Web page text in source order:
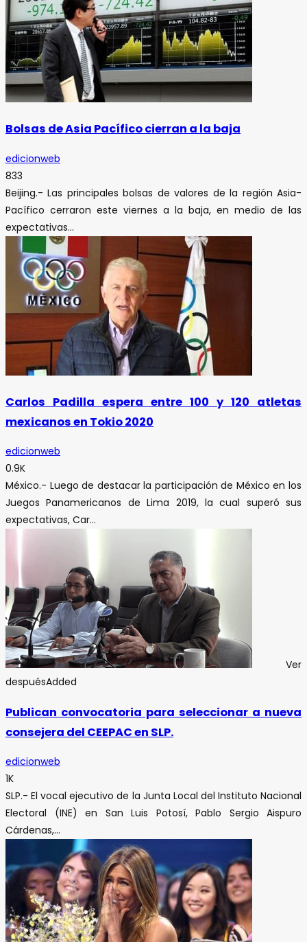
Bolsas de Asia Pacífico cierran a la baja
edicionweb
833
Beijing.- Las principales bolsas de valores de la región Asia-
Pacífico cerraron este viernes a la baja, en medio de las
expectativas...
Carlos Padilla espera entre 100 y 120 atletas
mexicanos en Tokio 2020
edicionweb
0.9K
México.- Luego de destacar la participación de México en los
Juegos Panamericanos de Lima 2019, la cual superó sus
expectativas, Car...
Ver
despuésAdded
Publican convocatoria para seleccionar a nueva
consejera del CEEPAC en SLP.
edicionweb
1K
SLP.- El vocal ejecutivo de la Junta Local del Instituto Nacional
Electoral (INE) en San Luis Potosí, Pablo Sergio Aispuro
Cárdenas,...